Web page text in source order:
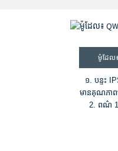
ម៉ូដែល
១. បន្ទះ
មានគុណភាព
2. ពណ៌